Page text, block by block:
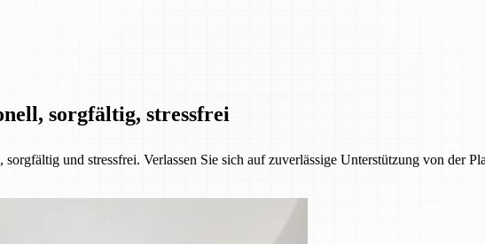
sorgfältig, stressfrei
und stressfrei. Verlassen Sie sich auf zuverlässige Unterstützung von der